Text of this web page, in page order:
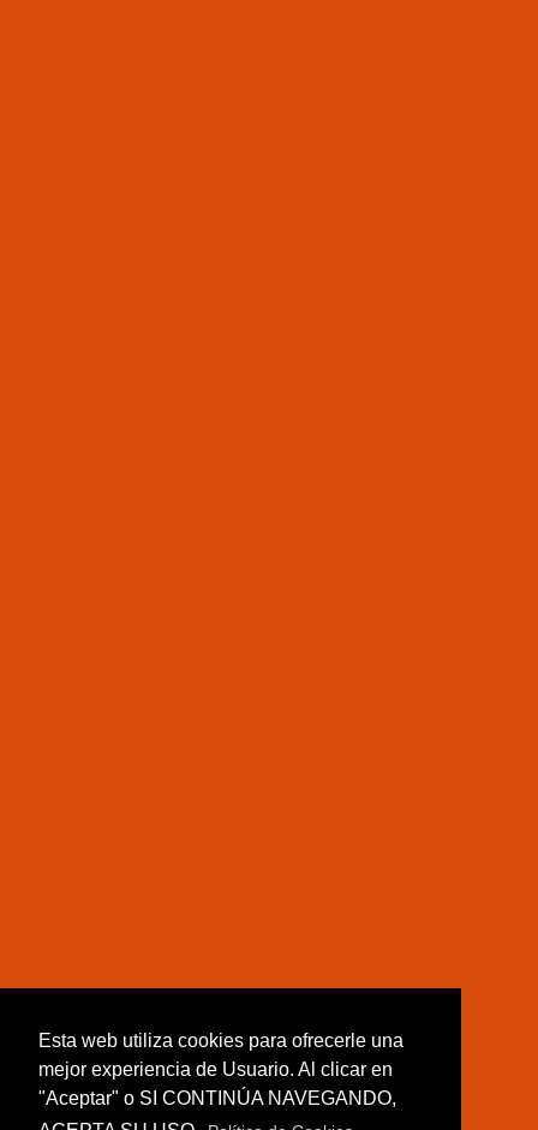
Esta web utiliza cookies para ofrecerle una
mejor experiencia de Usuario. Al clicar en
"Aceptar" o SI CONTINÚA NAVEGANDO,